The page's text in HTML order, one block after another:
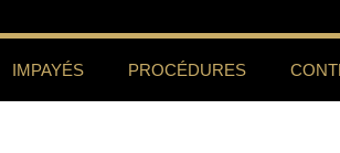
IMPAYÉS PROCÉDURES